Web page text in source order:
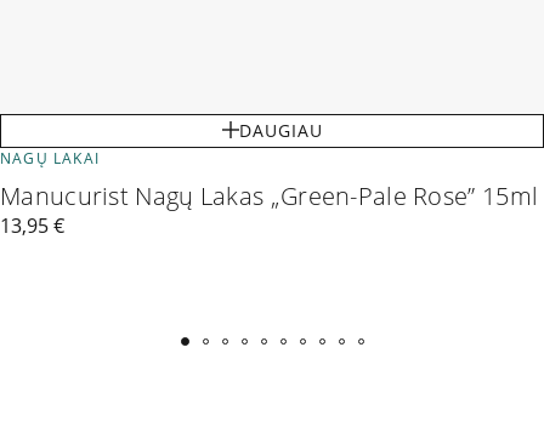
DAUGIAU
NAGŲ LAKAI
Manucurist Nagų Lakas „Green-Pale Rose” 15ml
13,95€